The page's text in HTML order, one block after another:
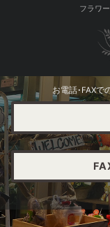
フラワ
お電話・FAXで